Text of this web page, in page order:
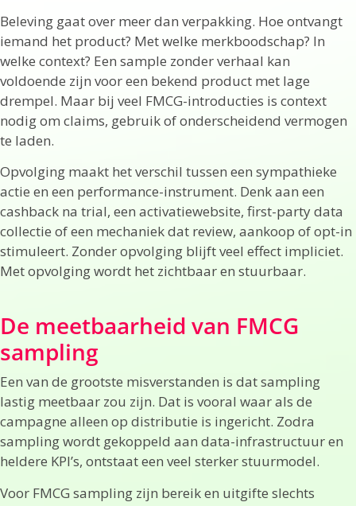
Beleving gaat over meer dan verpakking. Hoe ontvangt
iemand het product? Met welke merkboodschap? In
welke context? Een sample zonder verhaal kan
voldoende zijn voor een bekend product met lage
drempel. Maar bij veel FMCG-introducties is context
nodig om claims, gebruik of onderscheidend vermogen
te laden.
Opvolging maakt het verschil tussen een sympathieke
actie en een performance-instrument. Denk aan een
cashback na trial, een activatiewebsite, first-party data
collectie of een mechaniek dat review, aankoop of opt-in
stimuleert. Zonder opvolging blijft veel effect impliciet.
Met opvolging wordt het zichtbaar en stuurbaar.
De meetbaarheid van FMCG
sampling
Een van de grootste misverstanden is dat sampling
lastig meetbaar zou zijn. Dat is vooral waar als de
campagne alleen op distributie is ingericht. Zodra
sampling wordt gekoppeld aan data-infrastructuur en
heldere KPI’s, ontstaat een veel sterker stuurmodel.
Voor FMCG sampling zijn bereik en uitgifte slechts